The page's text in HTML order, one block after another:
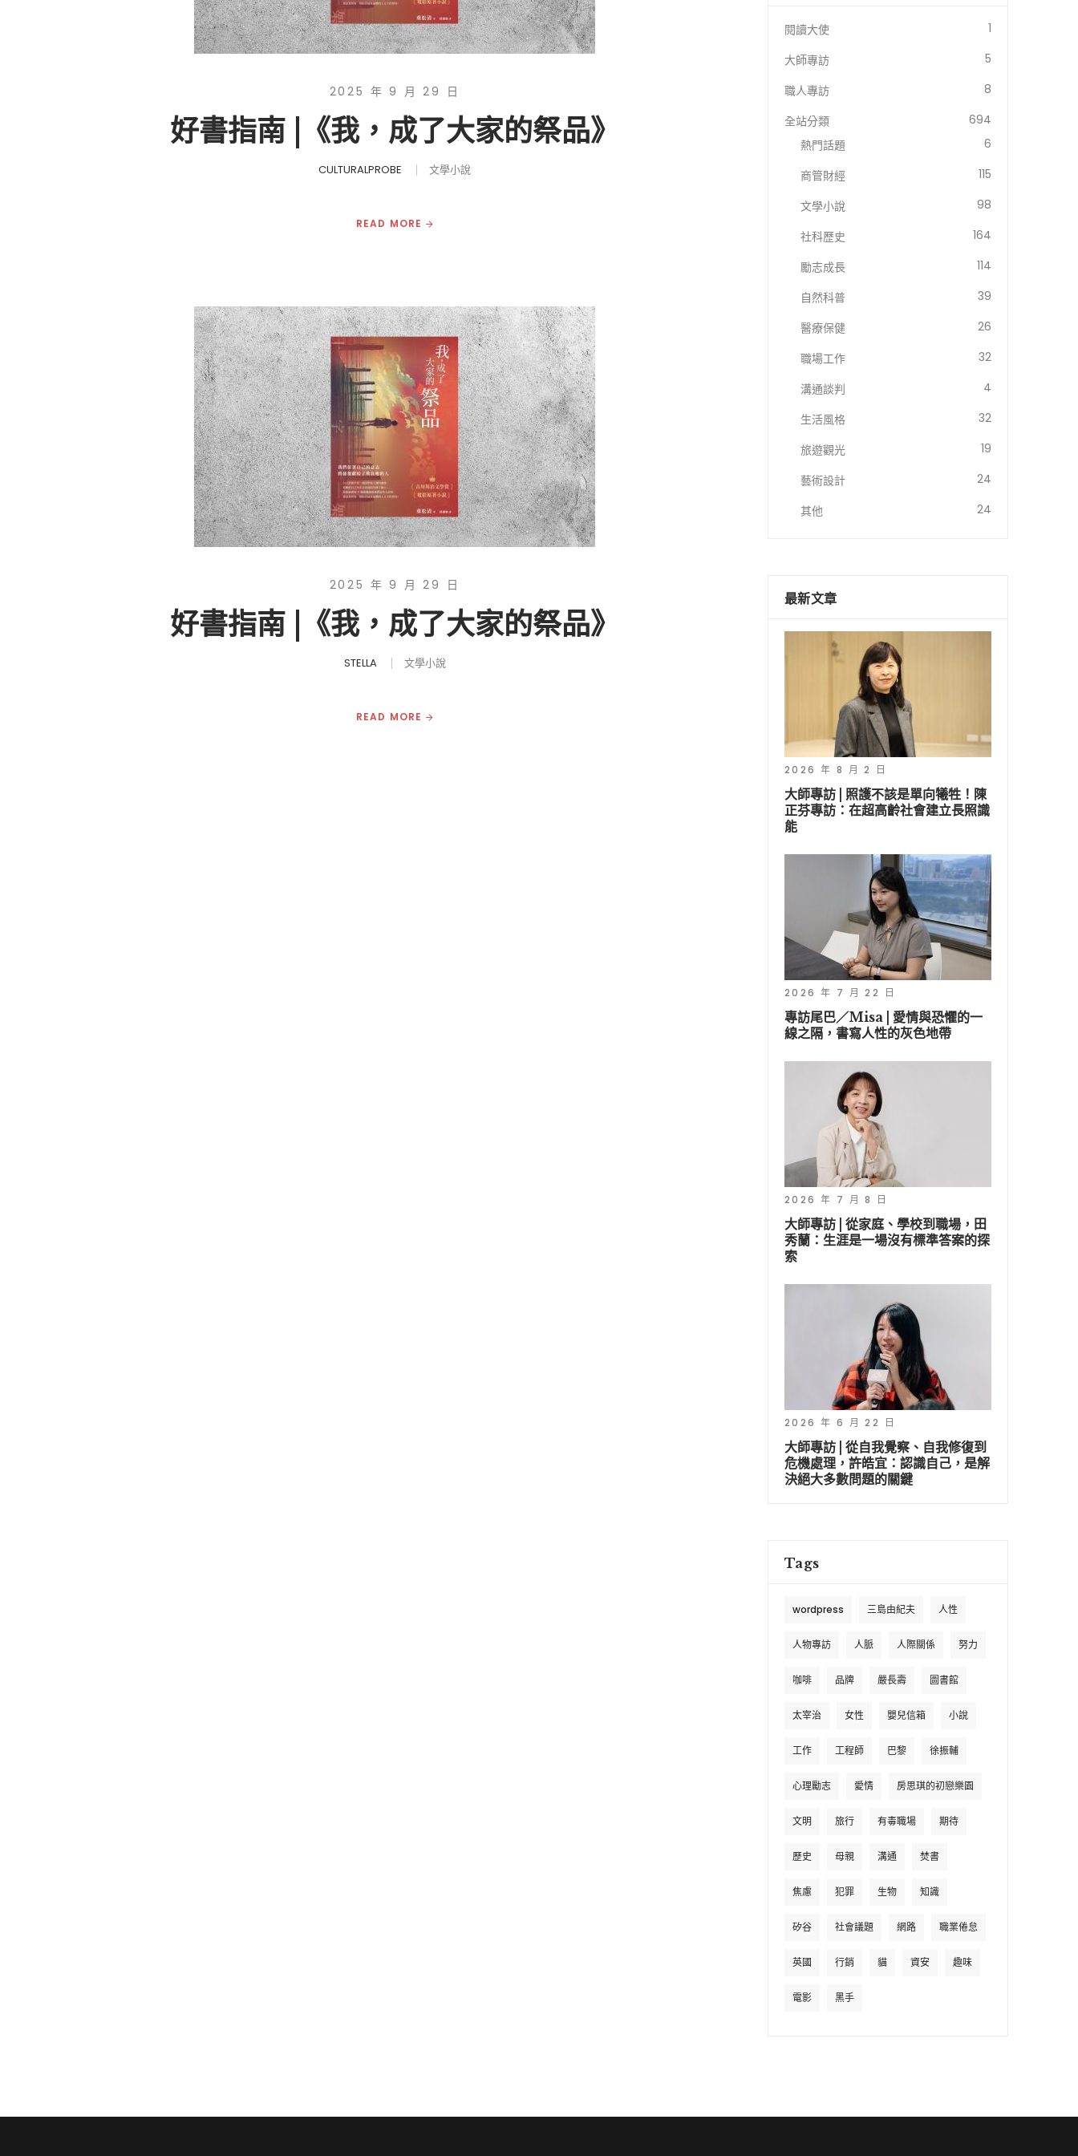
2025 年 9 月 29 日
好書指南 |《我，成了大家的祭品》
CULTURALPROBE 文學小說
READ MORE
2025 年 9 月 29 日
好書指南 |《我，成了大家的祭品》
STELLA 文學小說
READ MORE
閱讀大使
1
大師專訪
5
職人專訪
8
全站分類
694
熱門話題
6
商管財經
115
文學小說
98
社科歷史
164
勵志成長
114
自然科普
39
醫療保健
26
職場工作
32
溝通談判
4
生活風格
32
旅遊觀光
19
藝術設計
24
其他
24
最新文章
2026 年 8 月 2 日
大師專訪 | 照護不該是單向犧牲！陳
正芬專訪：在超高齡社會建立長照識
能
2026 年 7 月 22 日
專訪尾巴／Misa | 愛情與恐懼的一
線之隔，書寫人性的灰色地帶
2026 年 7 月 8 日
大師專訪 | 從家庭、學校到職場，田
秀蘭：生涯是一場沒有標準答案的探
索
2026 年 6 月 22 日
大師專訪 | 從自我覺察、自我修復到
危機處理，許皓宜：認識自己，是解
決絕大多數問題的關鍵
Tags
wordpress 三島由紀夫 人性
人物專訪 人脈 人際關係 努力
咖啡 品牌 嚴長壽 圖書館
太宰治 女性 嬰兒信箱 小說
工作 工程師 巴黎 徐振輔
心理勵志 愛情 房思琪的初戀樂園
文明 旅行 有毒職場 期待
歷史 母親 溝通 焚書
焦慮 犯罪 生物 知識
矽谷 社會議題 網路 職業倦怠
英國 行銷 貓 資安 趣味
電影 黑手